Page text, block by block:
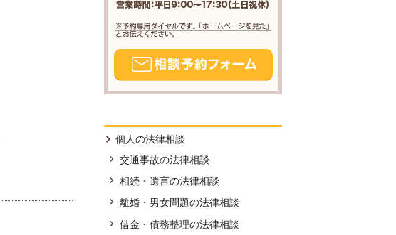
個人の法律相談
交通事故の法律相談
相続・遺言の法律相談
離婚・男女問題の法律相談
借金・債務整理の法律相談